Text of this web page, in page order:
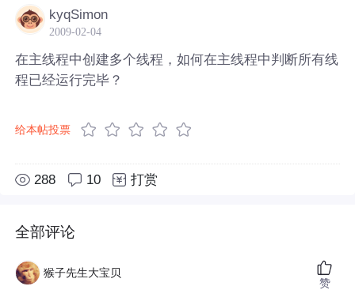
kyqSimon
2009-02-04
在主线程中创建多个线程，如何在主线程中判断所有线
程已经运行完毕？
给本帖投票
288 10 打赏
全部评论
猴子先生大宝贝
赞